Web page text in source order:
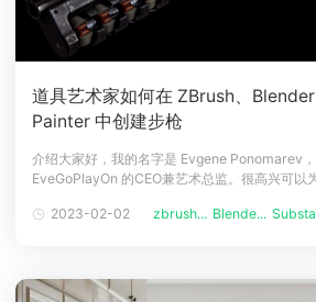
道具艺术家如何在 ZBrush、
Painter 中创建步枪
介绍大家好，我的名字是 Evgene Ponomarev
EveGoPlayOn 的CEO兼艺术总监。很高兴可以
对游戏的热爱而进入 3D 领域的。甚至在游戏开
2023-02-02 zbrush... Blende...